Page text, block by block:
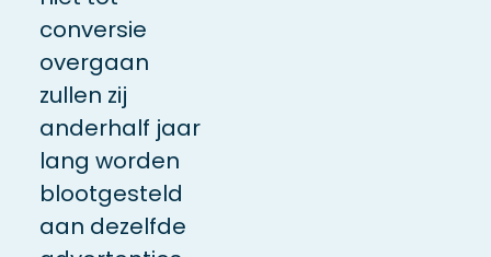
conversie
overgaan
zullen zij
anderhalf jaar
lang worden
blootgesteld
aan dezelfde